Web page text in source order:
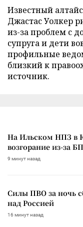
Известный
Джастас Уолкер
из-за проблем с
супруга и дети
профильные
близкий к
источник.
На Ильском НПЗ в
возгорание из-за
9 минут назад
Силы ПВО за ночь
над Россией
16 минут назад